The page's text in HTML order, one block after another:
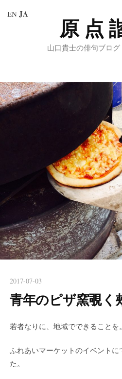
へ
ス
原点
山口貴士の俳句ブロ
2017-07-03
青年のピザ窯覗く
若者なりに、地域でできることを。
ふれあいマーケットのイベント
た。
EN JA